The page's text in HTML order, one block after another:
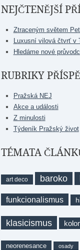
NEJČTENĚJŠÍ
Ztraceným světem
Luxusní vilová čtvrť v
Hledáme nové
RUBRIKY
Pražská NEJ
Akce a události
Z minulosti
Týdeník Pražský život
TÉMATA
art deco baroko
funkcionalismus
klasicismus
neorenesance osady